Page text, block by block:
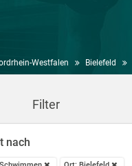
Westfalen Bielefeld
Filter
nach